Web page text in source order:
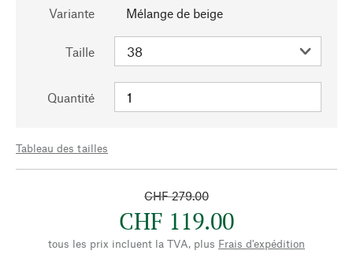
Variante Mélange de beige
Taille
Quantité
Tableau des tailles
CHF 279.00
CHF 119.00
tous les prix incluent la TVA, plus Frais d'expédition